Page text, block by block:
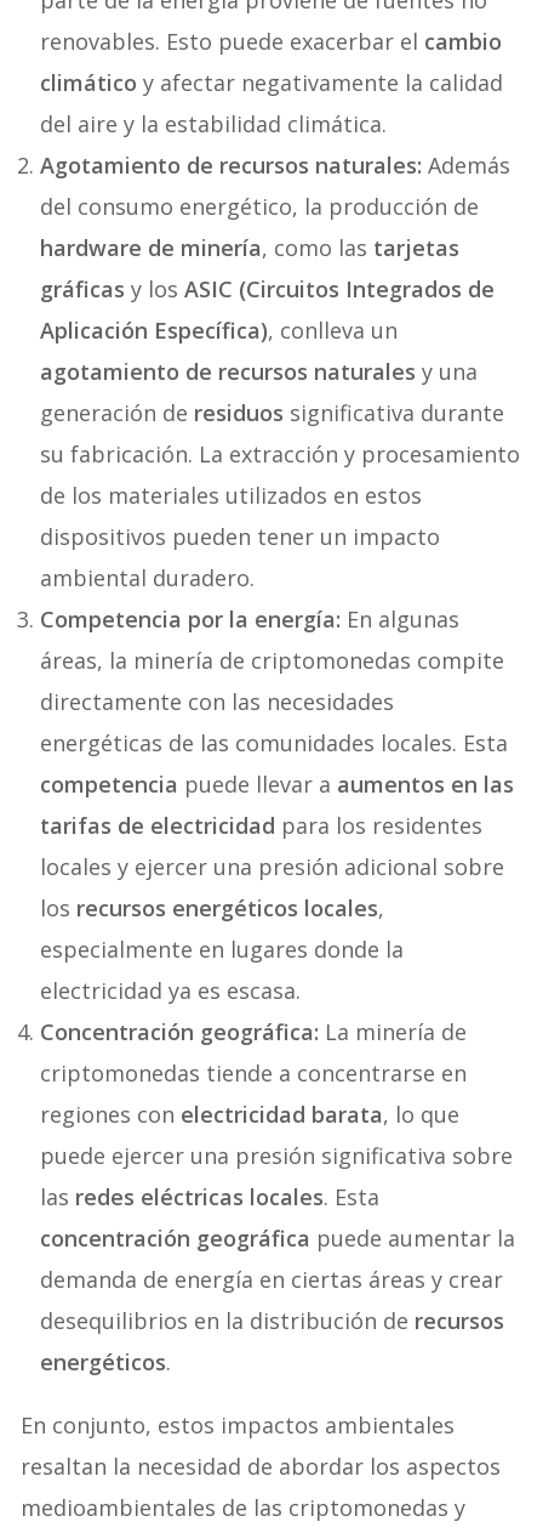
renovables. Esto puede exacerbar el cambio
climático y afectar negativamente la calidad
del aire y la estabilidad climática.
Agotamiento de recursos naturales: Además
del consumo energético, la producción de
hardware de minería, como las tarjetas
gráficas y losASIC (Circuitos Integrados de
Aplicación Específica), conlleva un
agotamiento de recursos naturales y una
generación de residuos significativa durante
su fabricación. La extracción y procesamiento
de los materiales utilizados en estos
dispositivos pueden tener un impacto
ambiental duradero.
Competencia por la energía: En algunas
áreas, la minería de criptomonedas compite
directamente con las necesidades
energéticas de las comunidades locales. Esta
competencia puede llevar a aumentos en las
tarifas de electricidad para los residentes
locales y ejercer una presión adicional sobre
los recursos energéticos locales,
especialmente en lugares donde la
electricidad ya es escasa.
Concentración geográfica: La minería de
criptomonedas tiende a concentrarse en
regiones con electricidad barata, lo que
puede ejercer una presión significativa sobre
las redes eléctricas locales. Esta
concentración geográfica puede aumentar la
demanda de energía en ciertas áreas y crear
desequilibrios en la distribución de recursos
energéticos.
En conjunto, estos impactos ambientales
resaltan la necesidad de abordar los aspectos
medioambientales de las criptomonedas y